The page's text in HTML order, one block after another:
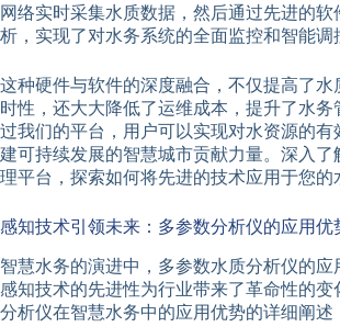
网络实时采集水质数据，然后通过先进的软
析，实现了对水务系统的全面监控和智能调
这种硬件与软件的深度融合，不仅提高了水
时性，还大大降低了运维成本，提升了水务
过我们的平台，用户可以实现对水资源的有
建可持续发展的智慧城市贡献力量。深入了
理平台，探索如何将先进的技术应用于您的
感知技术引领未来：多参数分析仪的应用优
智慧水务的演进中，多参数水质分析仪的
感知技术的先进性为行业带来了革命性的变
分析仪在智慧水务中的应用优势的详细阐述